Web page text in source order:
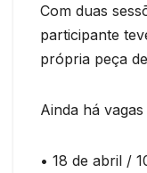
Com duas
participante
própria peça
Ainda há
•⁠ 18 de abril /